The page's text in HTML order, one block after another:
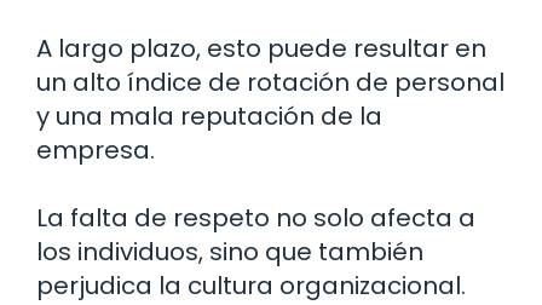
A largo plazo, esto puede resultar en
un alto índice de rotación de personal
y una mala reputación de la
empresa.
La falta de respeto no solo afecta a
los individuos, sino que también
perjudica la cultura organizacional.